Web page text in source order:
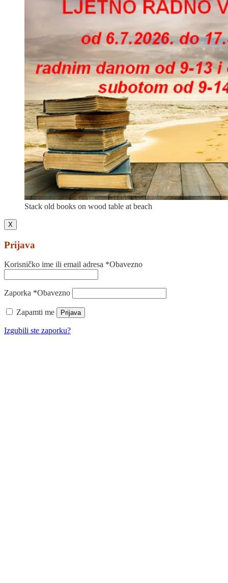
Stack old books on wood table at beach
X
Prijava
Korisničko ime ili email adresa *Obavezno
Zaporka *Obavezno
Zapamti me Prijava
Izgubili ste zaporku?